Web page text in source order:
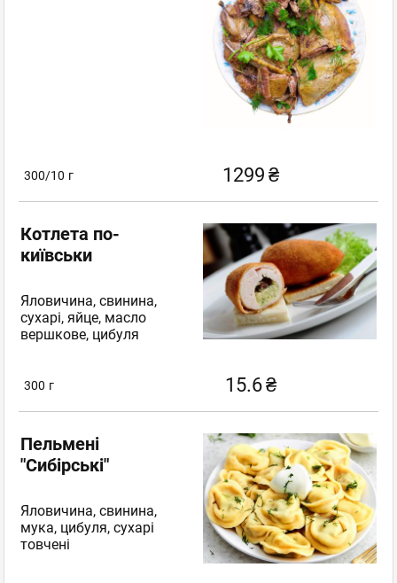
300/10 г 1299₴
Котлета по-
київськи
Яловичина, свинина,
сухарі, яйце, масло
вершкове, цибуля
300 г 15.6₴
Пельмені
"Сибірські"
Яловичина, свинина,
мука, цибуля, сухарі
товчені